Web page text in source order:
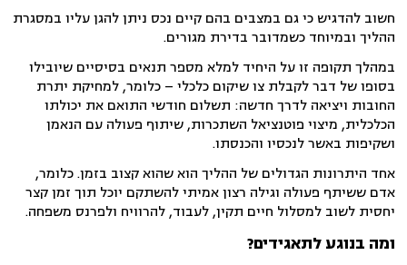
חשוב להדגיש כי גם במצבים בהם קיים נכס ניתן להגן עליו במסגרת
ההליך ובמיוחד כשמדובר בדירת מגורים.
במהלך תקופה זו על היחיד למלא מספר תנאים בסיסיים שיובילו
בסופו של דבר לקבלת צו שיקום כלכלי – כלומר, למחיקת יתרת
החובות ויציאה לדרך חדשה: תשלום חודשי התואם את יכולתו
הכלכלית, מיצוי פוטנציאל השתכרות, שיתוף פעולה עם הנאמן
ושקיפות באשר לנכסיו והכנסתו.
אחד היתרונות הגדולים של ההליך הוא שהוא קצוב בזמן. כלומר,
אדם ששיתף פעולה וגילה רצון אמיתי להשתקם יוכל תוך זמן קצר
יחסית לשוב למסלול חיים תקין, לעבוד, להרוויח ולפרנס משפחה.
ומה בנוגע לתאגידים?